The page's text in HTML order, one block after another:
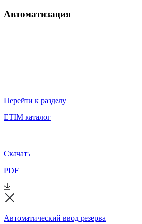
Автоматизация
Перейти к разделу
ETIM каталог
Скачать
PDF
Автоматический ввод резерва